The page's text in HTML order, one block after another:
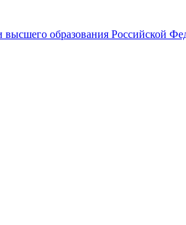
образования Российской